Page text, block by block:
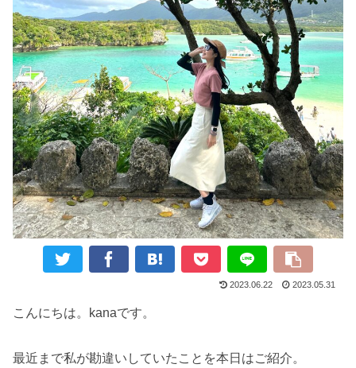
2023.06.22 2023.05.31
こんにちは。kanaです。
最近まで私が勘違いしていたことを本日はご紹介。